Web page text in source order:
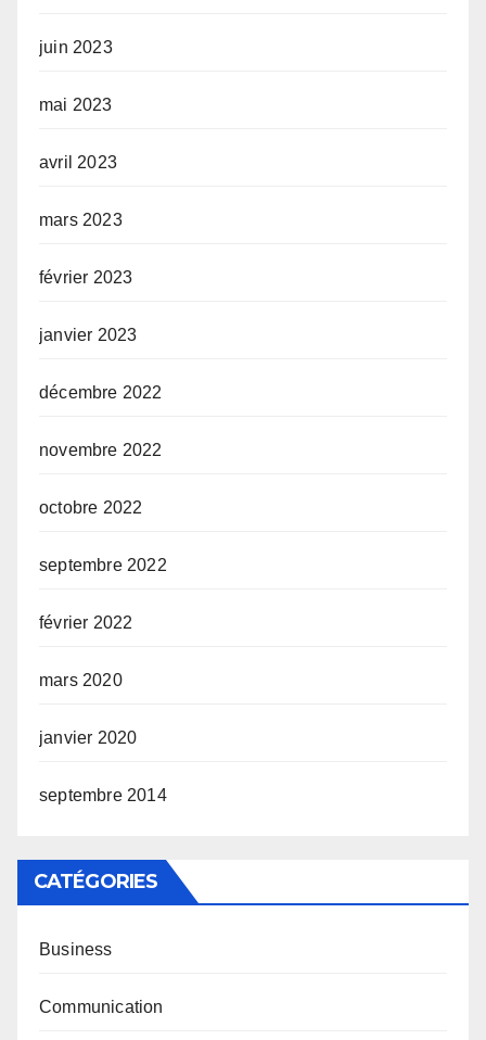
juin 2023
mai 2023
avril 2023
mars 2023
février 2023
janvier 2023
décembre 2022
novembre 2022
octobre 2022
septembre 2022
février 2022
mars 2020
janvier 2020
septembre 2014
CATÉGORIES
Business
Communication